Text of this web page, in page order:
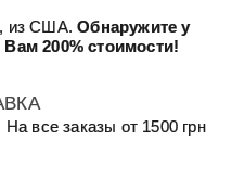
из США.Обнаружите у
200% стоимости!
На все заказы от 1500 грн